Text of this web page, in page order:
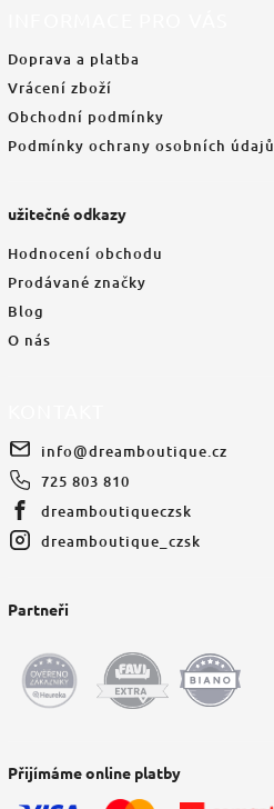
Doprava a platba
Vrácení zboží
Obchodní podmínky
Podmínky ochrany osobních údajů
užitečné odkazy
Hodnocení obchodu
Prodávané značky
Blog
O nás
info@dreamboutique.cz
725 803 810
dreamboutiqueczsk
dreamboutique_czsk
Partneři
Přijímáme online platby